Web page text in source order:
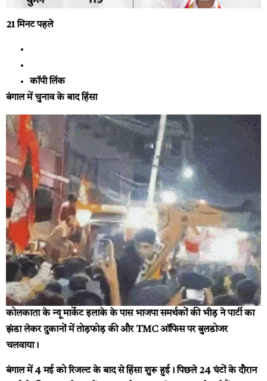
21 मिनट पहले
कॉपी लिंक
बंगाल में चुनाव के बाद हिंसा
कोलकाता के न्यू मार्केट इलाके के पास भाजपा समर्थकों की भीड़ ने पार्टी का
झंडा लेकर दुकानों में तोड़फोड़ की और TMC ऑफिस पर बुलडोजर
चलवाया।
बंगाल में 4 मई को रिजल्ट के बाद से हिंसा शुरू हुई। पिछले 24 घंटों के दौरान